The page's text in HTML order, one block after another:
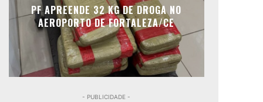
PF APREENDE 32 KG DE DROGA NO
AEROPORTO DE FORTALEZA/CE
- PUBLICIDADE -